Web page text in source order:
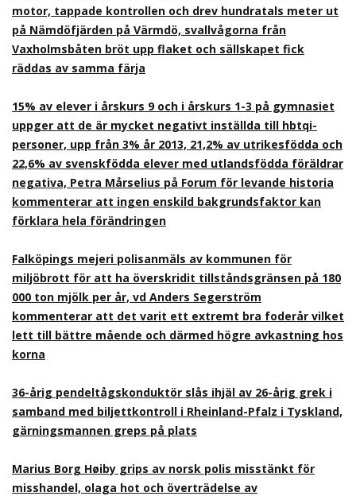
motor, tappade kontrollen och drev hundratals meter ut
på Nämdöfjärden på Värmdö, svallvågorna från
Vaxholmsbåten bröt upp flaket och sällskapet fick
räddas av samma färja
15% av elever i årskurs 9 och i årskurs 1-3 på gymnasiet
uppger att de är mycket negativt inställda till hbtqi-
personer, upp från 3% år 2013, 21,2% av utrikesfödda och
22,6% av svenskfödda elever med utlandsfödda föräldrar
negativa, Petra Mårselius på Forum för levande historia
kommenterar att ingen enskild bakgrundsfaktor kan
förklara hela förändringen
Falköpings mejeri polisanmäls av kommunen för
miljöbrott för att ha överskridit tillståndsgränsen på 180
000 ton mjölk per år, vd Anders Segerström
kommenterar att det varit ett extremt bra foderår vilket
lett till bättre mående och därmed högre avkastning hos
korna
36-årig pendeltågskonduktör slås ihjäl av 26-årig grek i
samband med biljettkontroll i Rheinland-Pfalz i Tyskland,
gärningsmannen greps på plats
Marius Borg Høiby grips av norsk polis misstänkt för
misshandel, olaga hot och överträdelse av